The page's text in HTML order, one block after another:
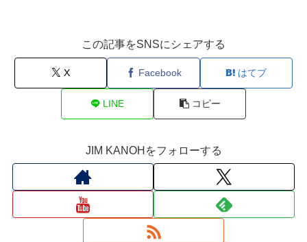
この記事をSNSにシェアする
X Facebook はてブ
LINE コピー
JIM KANOHをフォローする